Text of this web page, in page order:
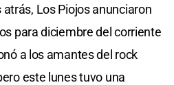
Los Piojos anunciaron
para diciembre del corriente
a los amantes del rock
este lunes tuvo una